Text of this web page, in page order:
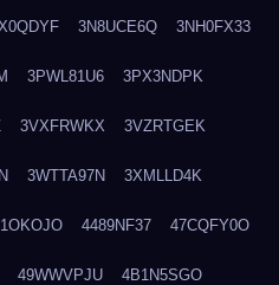
3N8UCE6Q 3NH0FX33
3PWL81U6 3PX3NDPK
3VXFRWKX 3VZRTGEK
3WTTA97N 3XMLLD4K
4489NF37 47CQFY0O
49WWVPJU 4B1N5SGO